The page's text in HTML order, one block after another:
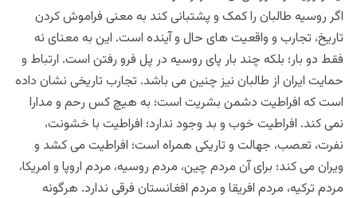
اگر روسیه طالبان را کمک و پشتبانی کند به معنی فراموش کردن
تاریخ، تجارب و واقعیت های حال و آینده است. این به معنای نه
فقط دو بار؛ بلکه چند بار پای روسیه در پل فرو رفتن است. ارتباط و
حمایت ایران از طالبان نیز چنین می باشد. تجارب تاریخی نشان داده
است که افراطیت دشمن بشریت است؛ به هیچ کس رحم و مدارا
نمی کند. افراطیت خوب و بد وجود ندارد؛ افراطیت با خشونت،
نفرت، تعصب، جهالت و تاریکی همراه است؛ افراطیت می کشد و
ویران می کند؛ برای آن مردم چین، مردم روسیه، مردم اروپا و امریکا،
مردم ترکیه، مردم افریقا و مردم افغانستان فرقی ندارد. هرگونه